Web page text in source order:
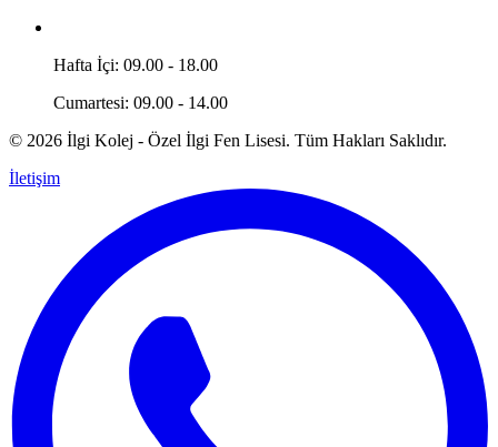
Hafta İçi: 09.00 - 18.00
Cumartesi: 09.00 - 14.00
© 2026 İlgi Kolej - Özel İlgi Fen Lisesi. Tüm Hakları Saklıdır.
İletişim